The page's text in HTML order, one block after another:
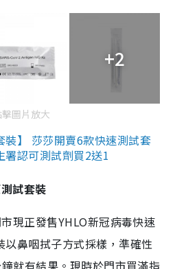
+2
擊圖片放大
裝】 莎莎開賣6款快速測試套
認可測試劑買2送1
試套裝
現正發售YHLO新冠病毒快速
鼻咽拭子方式採樣，準確性
就有結果。現時於門市買滿指